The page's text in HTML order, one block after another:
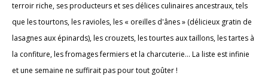
terroir riche, ses producteurs et ses délices culinaires ancestraux, tels
que les tourtons, les ravioles, les « oreilles d'ânes » (délicieux gratin de
lasagnes aux épinards), les crouzets, les tourtes aux taillons, les tartes à
la confiture, les fromages fermiers et la charcuterie... La liste est infinie
et une semaine ne suffirait pas pour tout goûter !